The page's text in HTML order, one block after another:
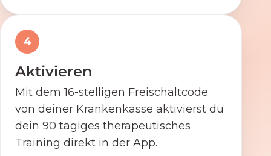
4
Aktivieren
Mit dem 16-stelligen Freischaltcode
von deiner Krankenkasse aktivierst du
dein 90 tägiges therapeutisches
Training direkt in der App.